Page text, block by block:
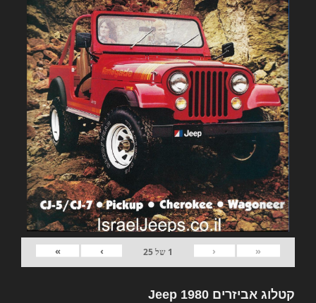
«
‹
1 של25
›
»
קטלוג אביזרים Jeep 1980